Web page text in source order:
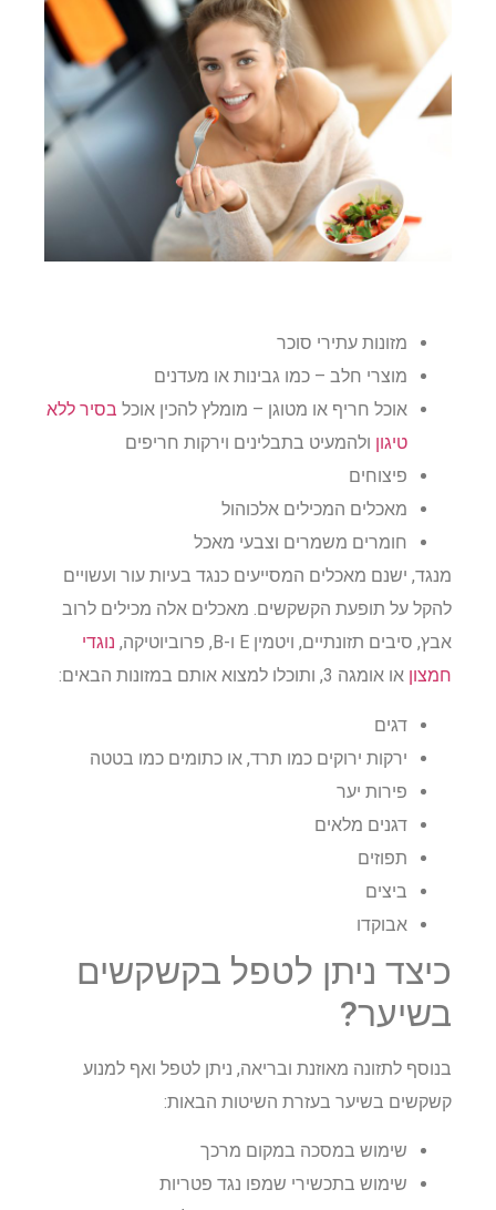
מזונות עתירי סוכר
מוצרי חלב – כמו גבינות או מעדנים
אוכל חריף או מטוגן – מומלץ להכין אוכלבסיר ללא
טיגוןולהמעיט בתבלינים וירקות חריפים
פיצוחים
מאכלים המכילים אלכוהול
חומרים משמרים וצבעי מאכל
מנגד, ישנם מאכלים המסייעים כנגד בעיות עור ועשויים
להקל על תופעת הקשקשים. מאכלים אלה מכילים לרוב
אבץ, סיבים תזונתיים, ויטמין E ו-B, פרוביוטיקה,
נוגדי
חמצוןאו אומגה 3, ותוכלו למצוא אותם במזונות הבאים:
דגים
ירקות ירוקים כמו תרד, או כתומים כמו בטטה
פירות יער
דגנים מלאים
תפוזים
ביצים
אבוקדו
כיצד ניתן לטפל בקשקשים
בשיער?
בנוסף לתזונה מאוזנת ובריאה, ניתן לטפל ואף למנוע
קשקשים בשיער בעזרת השיטות הבאות:
שימוש במסכה במקום מרכך
שימוש בתכשירי שמפו נגד פטריות